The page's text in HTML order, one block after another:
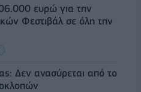
ευρώ για την
Φεστιβάλ σε όλη την
Δεν ανασύρεται από το